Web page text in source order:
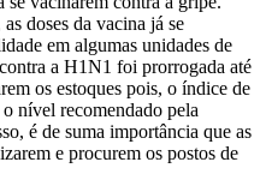
doses da vacina já se
em algumas unidades de
a H1N1 foi prorrogada até
os estoques pois, o índice de
nível recomendado pela
é de suma importância que as
e procurem os postos de